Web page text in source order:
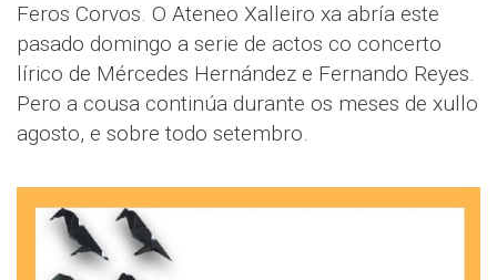
Feros Corvos. O Ateneo Xalleiro xa abría este
pasado domingo a serie de actos co concerto
lírico de Mércedes Hernández e Fernando Reyes.
Pero a cousa continúa durante os meses de xullo
agosto, e sobre todo setembro.